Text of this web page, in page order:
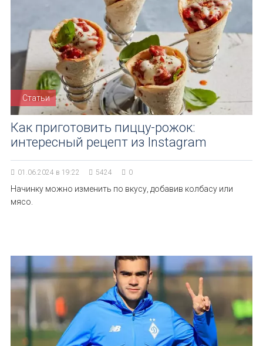
Статьи
Как приготовить пиццу-рожок:
интересный рецепт из Instagram
01.06.2024 в 19:22 5424 0
Начинку можно изменить по вкусу, добавив колбасу или
мясо.